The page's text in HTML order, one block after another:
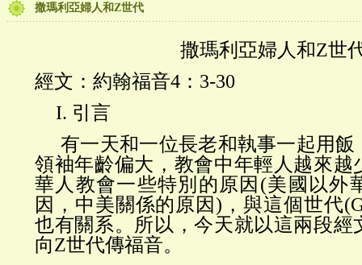
撒瑪利亞婦人和Z世代
撒瑪利亞婦人和Z世
經文：約翰福音4：3-30
I. 引言
有一天和一位長老和執事一起用
領袖年齡偏大，教會中年輕人越來越
華人教會一些特別的原因 (美國以外
因，中美關係的原因)，與這個世代
也有關系。所以，今天就以這兩段經
向Z世代傳福音。